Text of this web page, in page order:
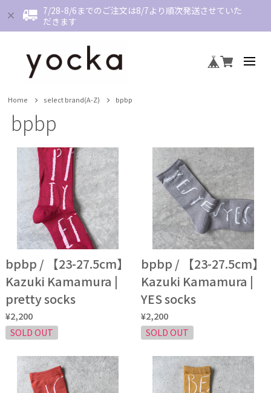
7/28-8/6までのご注文は8/7より順次発送させていた
だきます
Home select brand(A-Z) bpbp
bpbp
bpbp / 【23-27.5cm】
Kazuki Kamamura |
pretty socks
¥2,200
SOLD OUT
bpbp / 【23-27.5cm】
Kazuki Kamamura |
YES socks
¥2,200
SOLD OUT